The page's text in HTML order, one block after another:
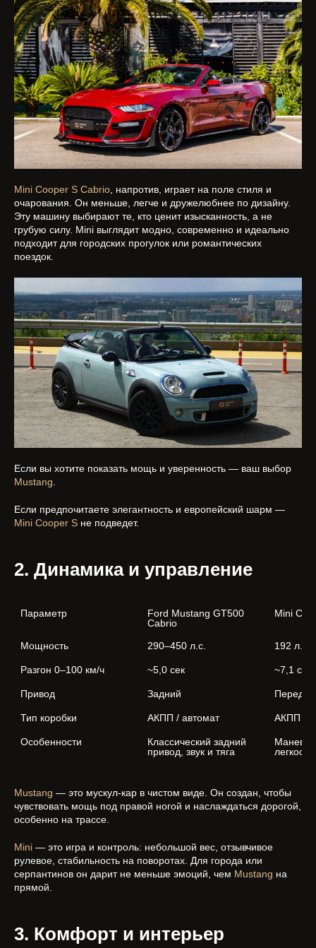
Mini Cooper S Cabrio, напротив, играет на поле стиля и
очарования. Он меньше, легче и дружелюбнее по дизайну.
Эту машину выбирают те, кто ценит изысканность, а не
грубую силу. Mini выглядит модно, современно и идеально
подходит для городских прогулок или романтических
поездок.
Если вы хотите показать мощь и уверенность — ваш выбор
Mustang.
Если предпочитаете элегантность и европейский шарм —
Mini Cooper S не подведет.
2. Динамика и управление
Параметр
Ford Mustang GT500
Cabrio
Mini
Мощность 290–450 л.с. 192 л.с.
Разгон 0–100 км/ч ~5,0 сек ~7,1 сек
Привод Задний
Тип коробки АКПП / автомат АКПП /
Особенности
Классический задний
привод, звук и тяга
Mustang — это мускул-кар в чистом виде. Он создан, чтобы
чувствовать мощь под правой ногой и наслаждаться дорогой,
особенно на трассе.
Mini — это игра и контроль: небольшой вес, отзывчивое
рулевое, стабильность на поворотах. Для города или
серпантинов он дарит не меньше эмоций, чем Mustang на
прямой.
3. Комфорт и интерьер